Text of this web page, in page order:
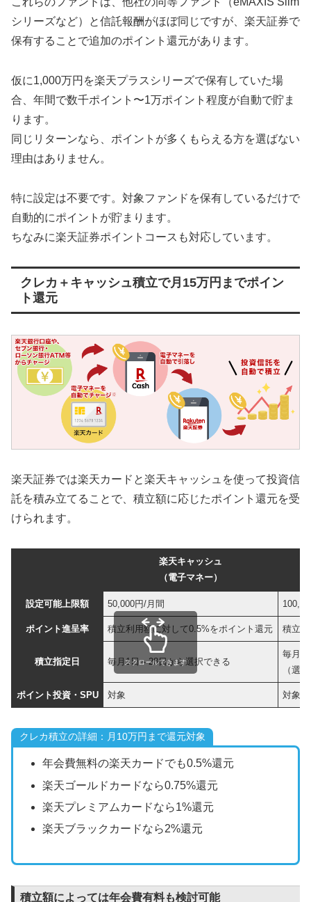
シリーズなど）と信託報酬がほぼ同じですが、楽天証券で
保有することで追加のポイント還元があります。
仮に1,000万円を楽天プラスシリーズで保有していた場
合、年間で数千ポイント〜1万ポイント程度が自動で貯ま
ります。
同じリターンなら、ポイントが多くもらえる方を選ばない
理由はありません。
特に設定は不要です。対象ファンドを保有しているだけで
自動的にポイントが貯まります。
ちなみに楽天証券ポイントコースも対応しています。
クレカ＋キャッシュ積立で月15万円までポイン
ト還元
楽天証券では楽天カードと楽天キャッシュを使って投資信
託を積み立てることで、積立額に応じたポイント還元を受
けられます。
楽天キャッシュ
（電子マネー）
設定可能上限額 50,000円/月間
ポイント進呈率 積立利用額に対して0.5%をポイント還元 積立
積立指定日 毎月1日～28日から選択できる
毎月1
（選
ポイント投資・SPU 対象 対象
スクロールできます
クレカ積立の詳細：月10万円まで還元対象
年会費無料の楽天カードでも0.5%還元
楽天ゴールドカードなら0.75%還元
楽天プレミアムカードなら1%還元
楽天ブラックカードなら2%還元
積立額によっては年会費有料も検討可能